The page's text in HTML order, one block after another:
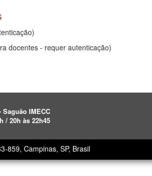
docentes - requer autenticação)
Saguão IMECC
/ 20h às 22h45
859, Campinas, SP, Brasil